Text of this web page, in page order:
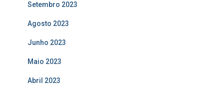
Setembro 2023
Agosto 2023
Junho 2023
Maio 2023
Abril 2023